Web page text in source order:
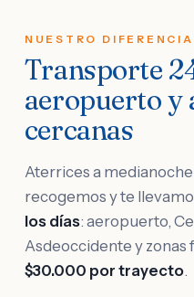
NUESTRO
Transporte
aeropuerto y
cercanas
Aterrices a
recogemos y te
los días: aeropuerto,
Asdeoccidente y zonas
$30.000 por trayecto.